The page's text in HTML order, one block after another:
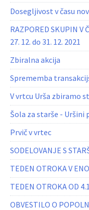
Dosegljivost v času
RAZPORED SKUPIN V
27. 12. do 31. 12. 2021
Zbiralna akcija
Sprememba
V vrtcu Urša zbiramo
Šola za starše - Uršini
Prvič v vrtec
SODELOVANJE S
TEDEN OTROKA V
TEDEN OTROKA OD
OBVESTILO O